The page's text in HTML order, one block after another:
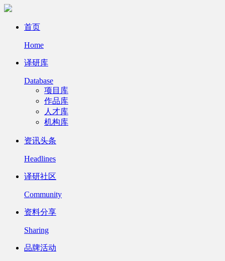
首页
Home
译研库
Database
项目库
作品库
人才库
机构库
资讯头条
Headlines
译研社区
Community
资料分享
Sharing
品牌活动